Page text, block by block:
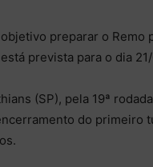
preparar o Remo
prevista para o dia 21/
(SP), pela 19ª
do primeiro